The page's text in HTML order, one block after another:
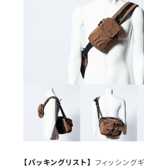
【パッキングリスト】 フィッシング